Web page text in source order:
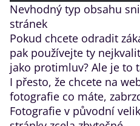
Nevhodný typ obsahu
stránek
Pokud chcete odradit
pak používejte ty
jako protimluv? Ale je to
I přesto, že chcete na
fotografie co máte,
Fotografie v původní